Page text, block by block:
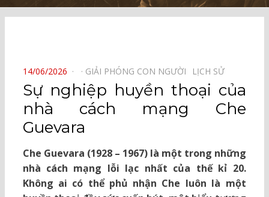
POSTED
ON
14/06/2026 GIẢI PHÓNG CON NGƯỜI⠀ LỊCH SỬ⠀
Sự nghiệp huyền thoại của
nhà cách mạng Che
Guevara
Che Guevara (1928 – 1967) là một trong những
nhà cách mạng lỗi lạc nhất của thế kỉ 20.
Không ai có thể phủ nhận Che luôn là một